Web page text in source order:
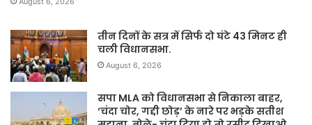
August 4, 2026
योगी सरकार,बुलेट की रफ्तार: बेसिक-
माध्यमिक शिक्षा विभाग में 22 दिनों में 5.23
केवाईसी
August 4, 2026